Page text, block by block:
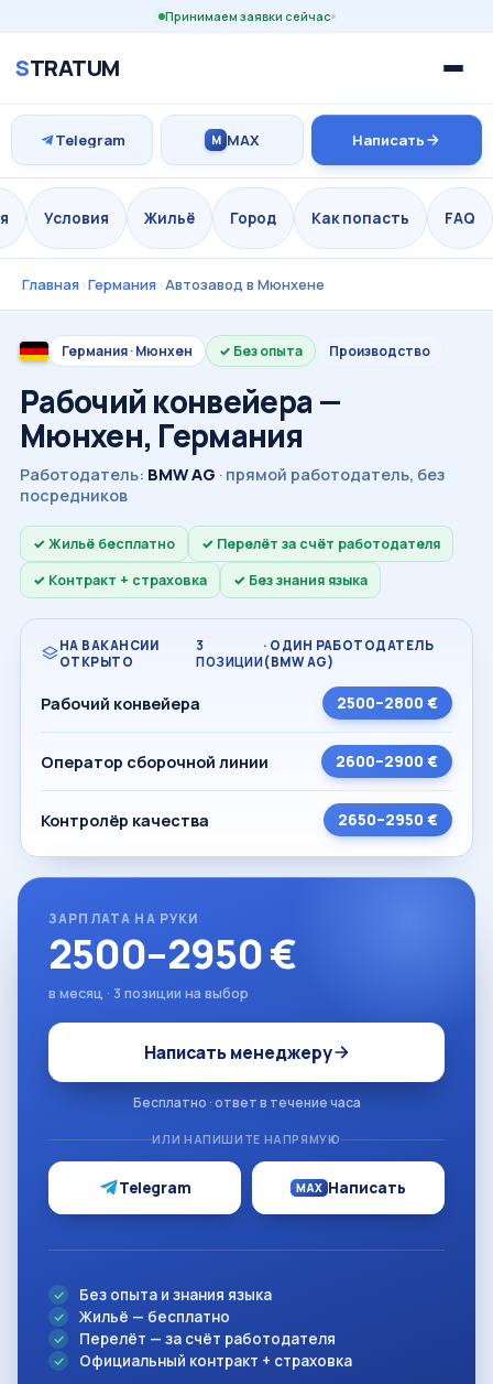
Принимаем заявки сейчас
STRATUM
Telegram M MAX Написать
Условия Жильё Город Как попасть FAQ
Главная›Германия›Автозавод в Мюнхене
Германия · Мюнхен Без опыта Производство
Рабочий конвейера —
Мюнхен, Германия
Работодатель: BMW AG · прямой работодатель, без
посредников
Жильё бесплатно
Перелёт за счёт работодателя
Контракт + страховка
Без знания языка
НА ВАКАНСИИ
ОТКРЫТО
3
ПОЗИЦИИ
· ОДИН РАБОТОДАТЕЛЬ
(BMW AG)
Рабочий конвейера 2500–2800 €
Оператор сборочной линии 2600–2900 €
Контролёр качества 2650–2950 €
ЗАРПЛАТА НА РУКИ
2500–2950 €
в месяц · 3 позиции на выбор
Написать менеджеру
Бесплатно · ответ в течение часа
ИЛИ НАПИШИТЕ НАПРЯМУЮ
Telegram MAX Написать
Без опыта и знания языка
Жильё — бесплатно
Перелёт — за счёт работодателя
Официальный контракт + страховка